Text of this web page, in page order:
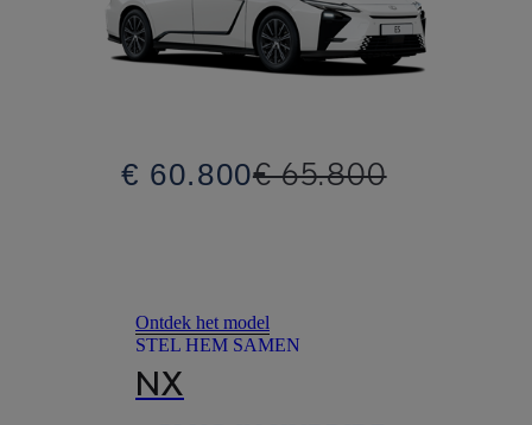
€ 60.800€ 65.800
Ontdek het model
STEL HEM SAMEN
NX